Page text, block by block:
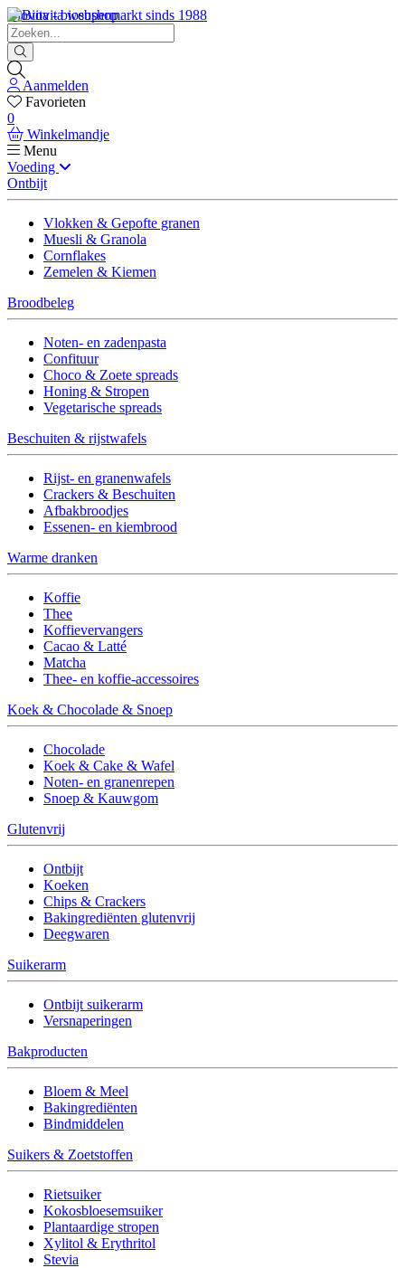
Biovita - biosupermarkt sinds 1988
Aanmelden
Favorieten
0
Winkelmandje
Menu
Voeding
Ontbijt
Vlokken & Gepofte granen
Muesli & Granola
Cornflakes
Zemelen & Kiemen
Broodbeleg
Noten- en zadenpasta
Confituur
Choco & Zoete spreads
Honing & Stropen
Vegetarische spreads
Beschuiten & rijstwafels
Rijst- en granenwafels
Crackers & Beschuiten
Afbakbroodjes
Essenen- en kiembrood
Warme dranken
Koffie
Thee
Koffievervangers
Cacao & Latté
Matcha
Thee- en koffie-accessoires
Koek & Chocolade & Snoep
Chocolade
Koek & Cake & Wafel
Noten- en granenrepen
Snoep & Kauwgom
Glutenvrij
Ontbijt
Koeken
Chips & Crackers
Bakingrediënten glutenvrij
Deegwaren
Suikerarm
Ontbijt suikerarm
Versnaperingen
Bakproducten
Bloem & Meel
Bakingrediënten
Bindmiddelen
Suikers & Zoetstoffen
Rietsuiker
Kokosbloesemsuiker
Plantaardige stropen
Xylitol & Erythritol
Stevia